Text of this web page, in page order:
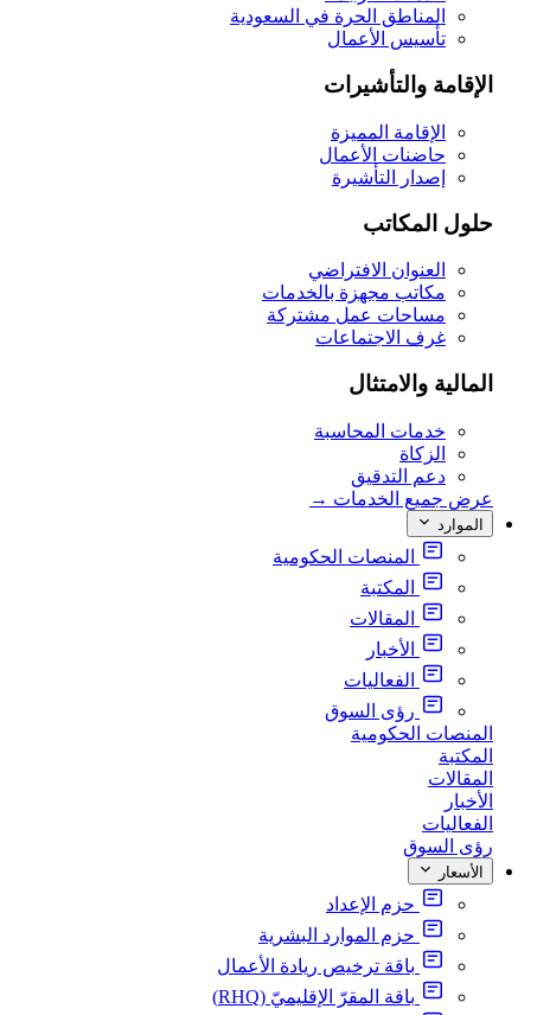
المناطق الحرة في السعودية
تأسيس الأعمال
الإقامة والتأشيرات
الإقامة المميزة
حاضنات الأعمال
إصدار التأشيرة
حلول المكاتب
العنوان الافتراضي
مكاتب مجهزة بالخدمات
مساحات عمل مشتركة
غرف الاجتماعات
المالية والامتثال
خدمات المحاسبة
الزكاة
دعم التدقيق
عرض جميع الخدمات →
الموارد
المنصات الحكومية
المكتبة
المقالات
الأخبار
الفعاليات
رؤى السوق
المنصات الحكومية
المكتبة
المقالات
الأخبار
الفعاليات
رؤى السوق
الأسعار
حزم الإعداد
حزم الموارد البشرية
باقة ترخيص ريادة الأعمال
باقة المقرّ الإقليميّ (RHQ)